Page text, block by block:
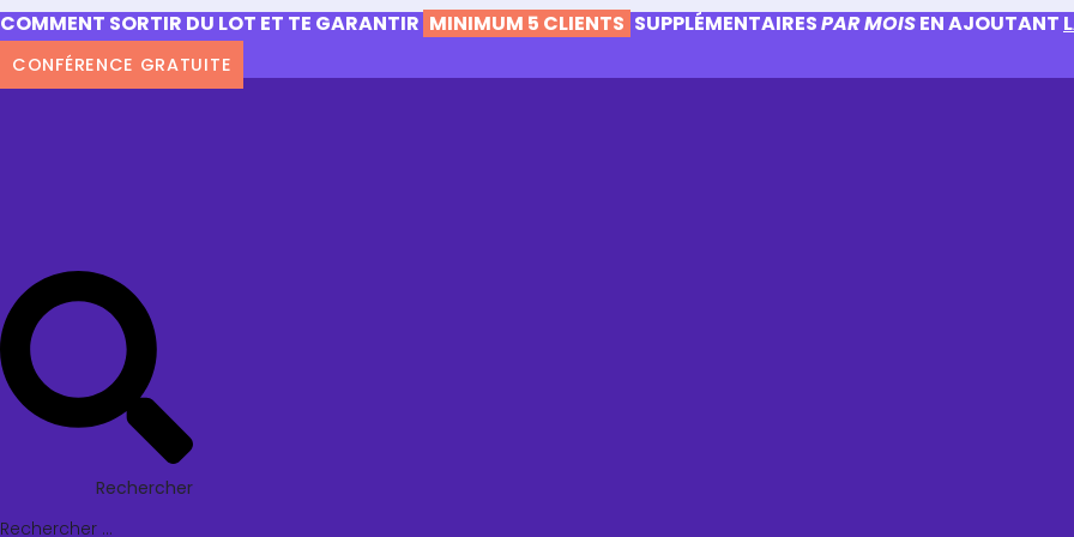
COMMENT SORTIR DU LOT ET TE GARANTIR MINIMUM 5 CLIENTS SUPPLÉMENTAIRESPAR MOISEN AJOUTANT
CONFÉRENCE GRATUITE
Rechercher